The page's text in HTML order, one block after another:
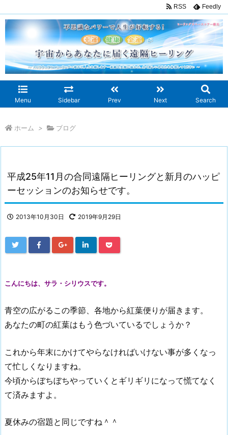
Menu Sidebar Prev Next Search
RSS Feedly
ホーム > ブログ
平成25年11月の合同遠隔ヒーリングと新月のハッピ
ーセッションのお知らせです。
2013年10月30日 2019年9月29日
こんにちは、サラ・シリウスです。
青空の広がるこの季節、各地から紅葉便りが届きます。
あなたの町の紅葉はもう色づいているでしょうか？
これから年末にかけてやらなければいけない事が多くなっ
て忙しくなりますね。
今頃からぼちぼちやっていくとギリギリになって慌てなく
て済みますよ。
夏休みの宿題と同じですね＾＾